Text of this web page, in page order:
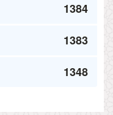
1384
1383
1348